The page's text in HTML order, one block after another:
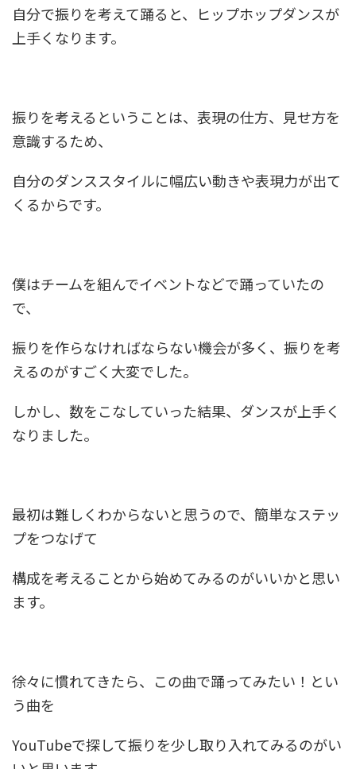
自分で振りを考えて踊ると、ヒップホップダンスが
上手くなります。
振りを考えるということは、表現の仕方、見せ方を
意識するため、
自分のダンススタイルに幅広い動きや表現力が出て
くるからです。
僕はチームを組んでイベントなどで踊っていたの
で、
振りを作らなければならない機会が多く、振りを考
えるのがすごく大変でした。
しかし、数をこなしていった結果、ダンスが上手く
なりました。
最初は難しくわからないと思うので、簡単なステッ
プをつなげて
構成を考えることから始めてみるのがいいかと思い
ます。
徐々に慣れてきたら、この曲で踊ってみたい！とい
う曲を
YouTubeで探して振りを少し取り入れてみるのがい